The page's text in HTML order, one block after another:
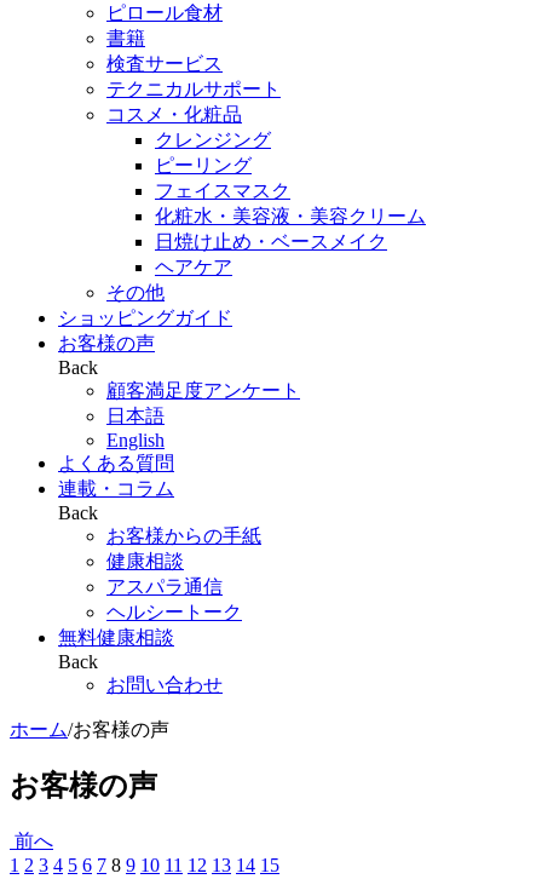
ピロール食材
書籍
検査サービス
テクニカルサポート
コスメ・化粧品
クレンジング
ピーリング
フェイスマスク
化粧水・美容液・美容クリーム
日焼け止め・ベースメイク
ヘアケア
その他
ショッピングガイド
お客様の声
Back
顧客満足度アンケート
日本語
English
よくある質問
連載・コラム
Back
お客様からの手紙
健康相談
アスパラ通信
ヘルシートーク
無料健康相談
Back
お問い合わせ
ホーム/お客様の声
お客様の声
前へ
1 2 3 4 5 6 7 8 9 10 11 12 13 14 15